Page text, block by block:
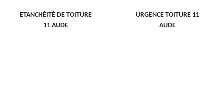
ETANCHÉITÉ DE TOITURE
11 AUDE
URGENCE TOITURE 11
AUDE